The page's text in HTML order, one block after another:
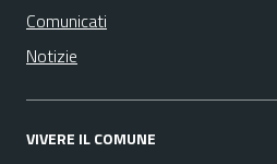
Comunicati
Notizie
VIVERE IL COMUNE